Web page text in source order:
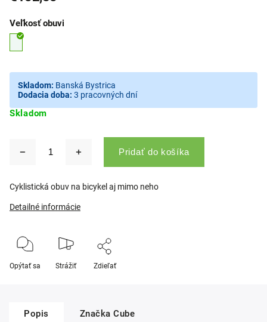
Skladom
Veľkosť obuvi
Skladom: Banská Bystrica
Dodacia doba: 3 pracovných dní
Pridať do košíka
Cyklistická obuv na bicykel aj mimo neho
Detailné informácie
Opýtať sa Strážiť Zdieľať
Popis Značka Cube